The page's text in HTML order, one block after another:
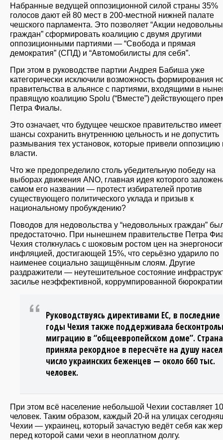
Набранные ведущей оппозиционной силой страны 35%
голосов дают ей 80 мест в 200-местной нижней палате
чешского парламента. Это позволяет “Акции
граждан” сформировать коалицию с двумя другими
оппозиционными партиями — “Свобода и прямая
демократия” (СПД) и “Автомобилисты для себя”.
При этом в руководстве партии Андрея Бабиша уже
категорически исключили возможность формирования
правительства в альянсе с партиями, входящими в
правящую коалицию Spolu (“Вместе”) действующего
Петра Фиалы.
Это означает, что будущее чешское правительство
шансы сохранить внутреннюю цельность и не допустить
размывания тех установок, которые привели оппозицию
власти.
Что же предопределило столь убедительную победу на
выборах движения ANO, главная идея которого
самом его названии — протест избирателей против
существующего политического уклада и призыв к
национальному пробуждению?
Поводов для недовольства у “недовольных граждан”
предостаточно. При нынешнем правительстве Петра
Чехия столкнулась с шоковым ростом цен на
инфляцией, достигающей 15%, что серьёзно ударило по
наименее социально защищённым слоям. Другие
раздражители — неутешительное состояние
засилье неэффективной, коррумпированной
Руководствуясь директивами ЕС, в последние
годы Чехия также поддерживала
миграцию в “общеевропейском доме”. Страна
приняла рекордное в пересчёте на душу
число украинских беженцев — около 660 тыс.
человек.
При этом всё население небольшой Чехии составляет
человек. Таким образом, каждый 20-й на улицах
Чехии — украинец, который зачастую ведёт себя как
перед которой сами чехи в неоплатном долгу.